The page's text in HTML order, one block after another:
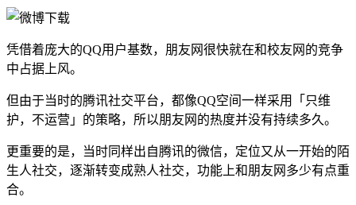
凭借着庞大的QQ用户基数，朋友网很快就在和校友网的竞争
中占据上风。
但由于当时的腾讯社交平台，都像QQ空间一样采用「只维
护，不运营」的策略，所以朋友网的热度并没有持续多久。
更重要的是，当时同样出自腾讯的微信，定位又从一开始的陌
生人社交，逐渐转变成熟人社交，功能上和朋友网多少有点重
合。